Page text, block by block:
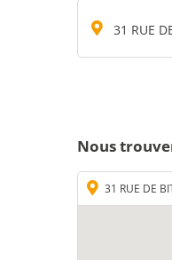
31 RUE
Nous
31 RUE DE